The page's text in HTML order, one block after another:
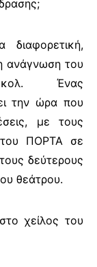
ανάγνωση του
Ένας
την ώρα που
με τους
ΠΟΡΤΑ σε
δεύτερους
θεάτρου.
χείλος του